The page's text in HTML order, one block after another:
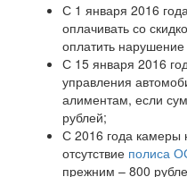
С 1 января 2016
оплачивать со
оплатить
С 15 января 2016
управления
алиментам, если
рублей;
С 2016 года камеры
отсутствие полиса
прежним – 800